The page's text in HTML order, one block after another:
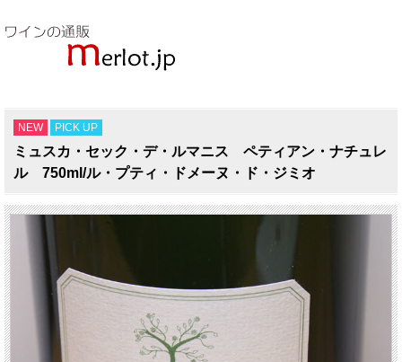
NEW PICK UP
ミュスカ・セック・デ・ルマニス ペティアン・ナチュレ
ル 750ml/ル・プティ・ドメーヌ・ド・ジミオ